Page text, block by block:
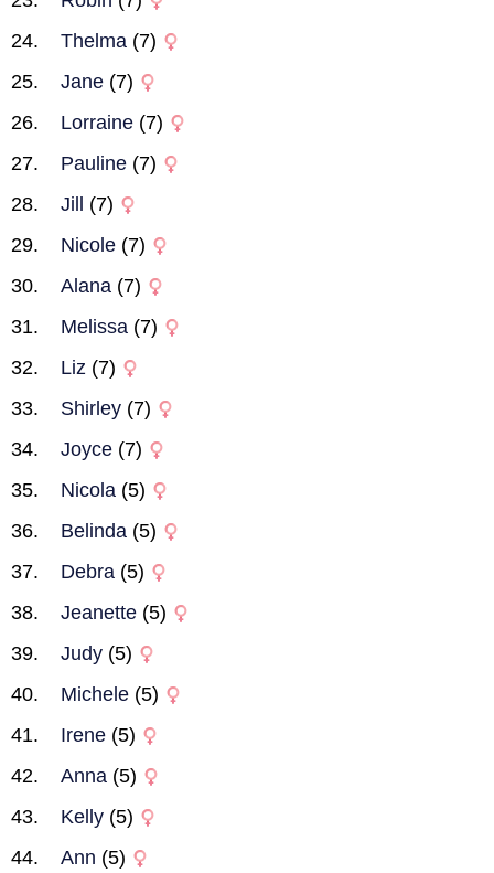
Thelma (7)
Jane (7)
Lorraine (7)
Pauline (7)
Jill
(7)
Nicole (7)
Alana (7)
Melissa (7)
Liz (7)
Shirley (7)
Joyce (7)
Nicola (5)
Belinda (5)
Debra (5)
Jeanette (5)
Judy (5)
Michele (5)
Irene (5)
Anna (5)
Kelly (5)
Ann (5)